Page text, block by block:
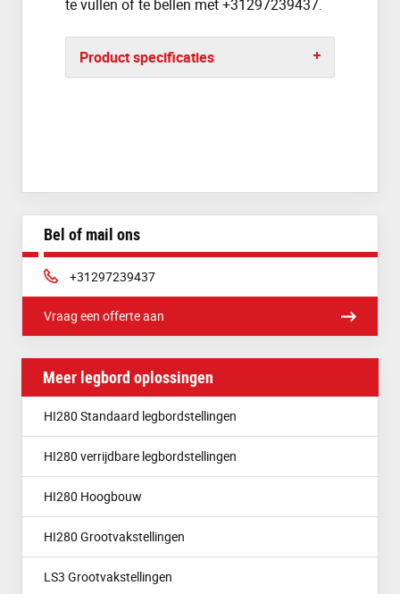
te vullen of te bellen met+31297239437.
Product specificaties
Bel of mail ons
Telefoon:
+31297239437
Vraag een offerte aan
Meer legbord oplossingen
HI280 Standaard legbordstellingen
HI280 verrijdbare legbordstellingen
HI280 Hoogbouw
HI280 Grootvakstellingen
LS3 Grootvakstellingen